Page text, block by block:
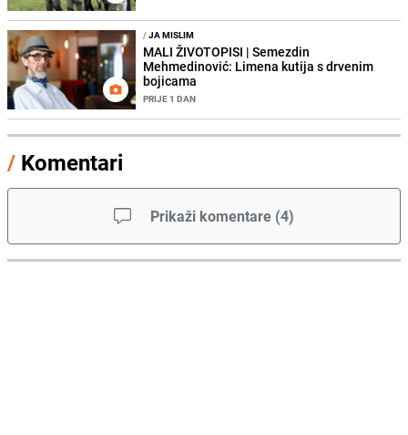
/JA MISLIM
MALI ŽIVOTOPISI | Semezdin
Mehmedinović: Limena kutija s drvenim
bojicama
PRIJE 1 DAN
/ Komentari
Prikaži komentare (4)